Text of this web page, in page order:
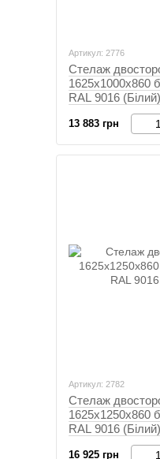
Артикул: 2776
Стелаж
1625х1000х860
RAL 9016
13 883 грн
Артикул: 2782
Стелаж
1625х1250х860
RAL 9016
16 925 грн